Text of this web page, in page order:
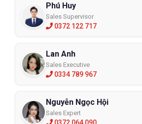
Phú Huy
Sales Supervisor
0372 122 717
Lan Anh
Sales Executive
0334 789 967
Nguyễn Ngọc Hội
Sales Expert